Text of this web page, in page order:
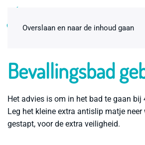
Overslaan en naar de inhoud gaan
Bevallingsbad
Het advies is om in het bad te gaan
Leg het kleine extra antislip matje
gestapt, voor de extra veiligheid.